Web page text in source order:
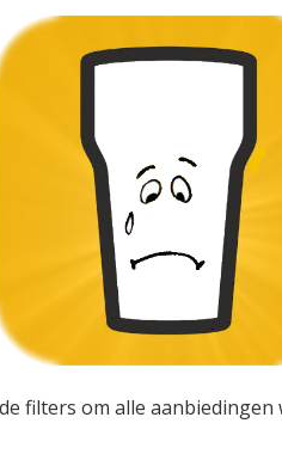
de filters om alle aanbiedingen